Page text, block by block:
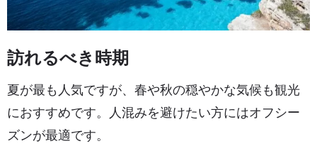
訪れるべき時期
夏が最も人気ですが、春や秋の穏やかな気候も観光
におすすめです。人混みを避けたい方にはオフシー
ズンが最適です。